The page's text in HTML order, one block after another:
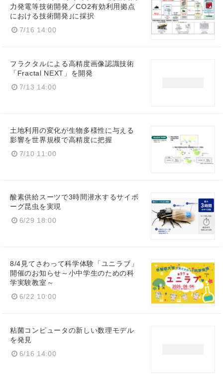
力発電等技術開発／CO2有効利用拠点
における技術開発｣に採択
7/16 14:00
フラクタルによる高精度画像認識技術
「Fractal NEXT」を開発
7/13 14:00
土地利用の変化が生物多様性に与える
影響を世界規模で高精度に把握
7/10 11:00
酸素供給スーツで3時間潜水するサイボ
ーグ昆虫を実現
6/29 18:00
8/4見てさわって科学体験「ユニラブ」
開催のお知らせ～小中学生のための科
学実験教室～
6/22 10:00
粘菌コンピュータの新しい数理モデル
を発見
6/16 14:00